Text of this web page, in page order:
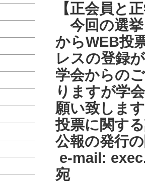
【正会員と
今回の選挙
からWEB投
レスの登録
学会からの
りますが学
願い致しま
投票に関す
公報の発行
e-mail:
宛